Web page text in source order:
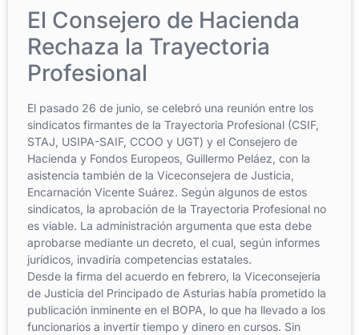
El Consejero de Hacienda
Rechaza la Trayectoria
Profesional
El pasado 26 de junio, se celebró una reunión entre los
sindicatos firmantes de la Trayectoria Profesional (CSIF,
STAJ, USIPA-SAIF, CCOO y UGT) y el Consejero de
Hacienda y Fondos Europeos, Guillermo Peláez, con la
asistencia también de la Viceconsejera de Justicia,
Encarnación Vicente Suárez. Según algunos de estos
sindicatos, la aprobación de la Trayectoria Profesional no
es viable. La administración argumenta que esta debe
aprobarse mediante un decreto, el cual, según informes
jurídicos, invadiría competencias estatales.
Desde la firma del acuerdo en febrero, la Viceconsejería
de Justicia del Principado de Asturias había prometido la
publicación inminente en el BOPA, lo que ha llevado a los
funcionarios a invertir tiempo y dinero en cursos. Sin